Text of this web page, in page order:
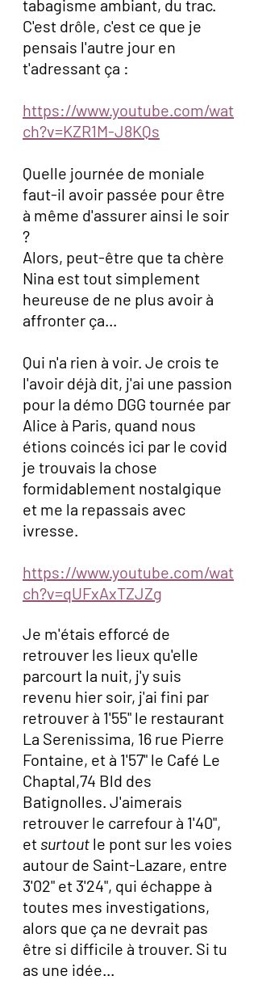
tabagisme ambiant, du trac.
C'est drôle, c'est ce que je
pensais l'autre jour en
t'adressant ça :
https://www.youtube.com/wat
ch?v=KZR1M-J8KQs
Quelle journée de moniale
faut-il avoir passée pour être
à même d'assurer ainsi le soir
?
Alors, peut-être que ta chère
Nina est tout simplement
heureuse de ne plus avoir à
affronter ça...
Qui n'a rien à voir. Je crois te
l'avoir déjà dit, j'ai une passion
pour la démo DGG tournée par
Alice à Paris, quand nous
étions coincés ici par le covid
je trouvais la chose
formidablement nostalgique
et me la repassais avec
ivresse.
https://www.youtube.com/wat
ch?v=qUFxAxTZJZg
Je m'étais efforcé de
retrouver les lieux qu'elle
parcourt la nuit, j'y suis
revenu hier soir, j'ai fini par
retrouver à 1'55" le restaurant
La Serenissima, 16 rue Pierre
Fontaine, et à 1'57" le Café Le
Chaptal,74 Bld des
Batignolles. J'aimerais
retrouver le carrefour à 1'40",
et surtout le pont sur les voies
autour de Saint-Lazare, entre
3'02" et 3'24", qui échappe à
toutes mes investigations,
alors que ça ne devrait pas
être si difficile à trouver. Si tu
as une idée...